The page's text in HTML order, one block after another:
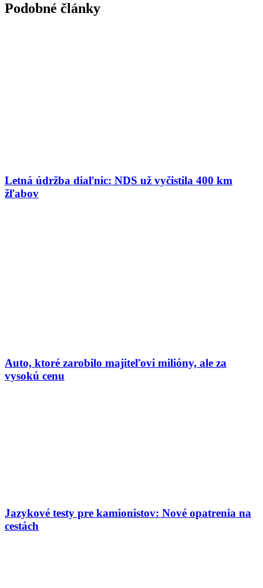
Podobné články
Letná údržba diaľnic: NDS už vyčistila 400 km
žľabov
Auto, ktoré zarobilo majiteľovi milióny, ale za
vysokú cenu
Jazykové testy pre kamionistov: Nové opatrenia na
cestách